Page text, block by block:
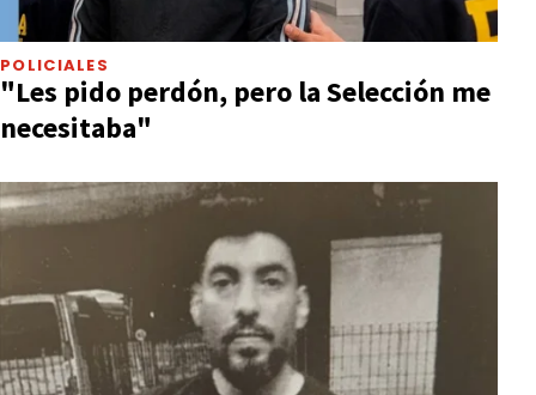
POLICIALES
"Les pido perdón, pero la Selección me
necesitaba"